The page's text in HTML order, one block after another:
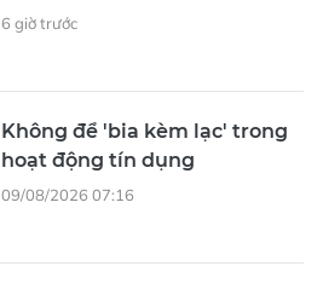
6 giờ trước
Không để 'bia kèm lạc' trong
hoạt động tín dụng
09/08/2026 07:16